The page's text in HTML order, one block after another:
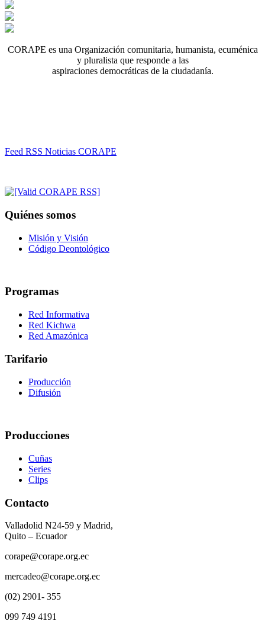
CORAPE es una Organización comunitaria, humanista, ecuménica
y pluralista que responde a las
aspiraciones democráticas de la ciudadanía.
Feed RSS Noticias CORAPE
Quiénes somos
Misión y Visión
Código Deontológico
Programas
Red Informativa
Red Kichwa
Red Amazónica
Tarifario
Producción
Difusión
Producciones
Cuñas
Series
Clips
Contacto
Valladolid N24-59 y Madrid,
Quito – Ecuador
corape@corape.org.ec
mercadeo@corape.org.ec
(02) 2901- 355
099 749 4191